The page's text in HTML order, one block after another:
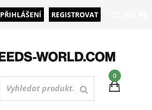
PŘIHLÁŠENÍ REGISTROVAT
0